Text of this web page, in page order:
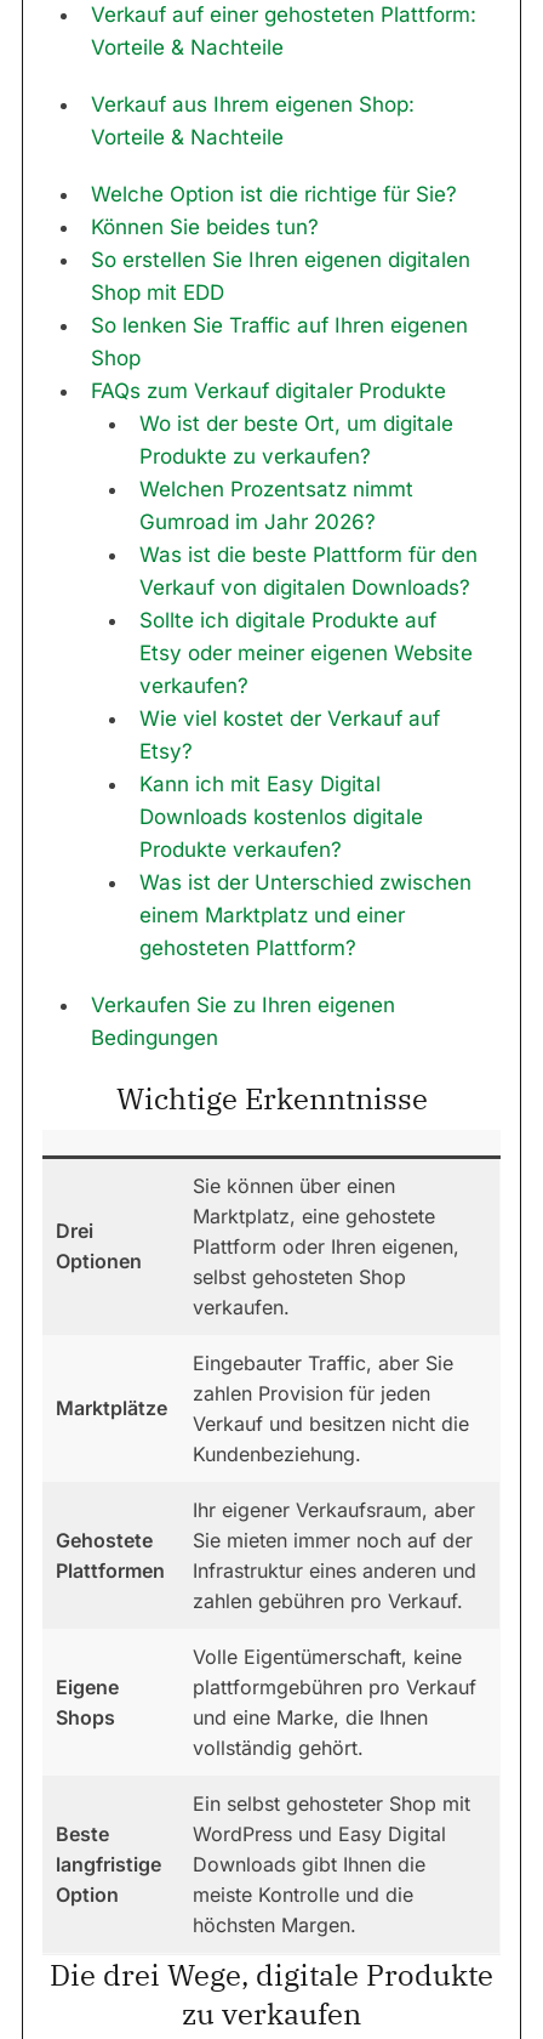
Verkauf auf einer gehosteten Plattform:
Vorteile & Nachteile
Verkauf aus Ihrem eigenen Shop:
Vorteile & Nachteile
Welche Option ist die richtige für Sie?
Können Sie beides tun?
So erstellen Sie Ihren eigenen digitalen
Shop mit EDD
So lenken Sie Traffic auf Ihren eigenen
Shop
FAQs zum Verkauf digitaler Produkte
Wo ist der beste Ort, um digitale
Produkte zu verkaufen?
Welchen Prozentsatz nimmt
Gumroad im Jahr 2026?
Was ist die beste Plattform für den
Verkauf von digitalen Downloads?
Sollte ich digitale Produkte auf
Etsy oder meiner eigenen Website
verkaufen?
Wie viel kostet der Verkauf auf
Etsy?
Kann ich mit Easy Digital
Downloads kostenlos digitale
Produkte verkaufen?
Was ist der Unterschied zwischen
einem Marktplatz und einer
gehosteten Plattform?
Verkaufen Sie zu Ihren eigenen
Bedingungen
Wichtige Erkenntnisse
Drei
Optionen
Sie können über einen
Marktplatz, eine gehostete
Plattform oder Ihren eigenen,
selbst gehosteten Shop
verkaufen.
Marktplätze
Eingebauter Traffic, aber Sie
zahlen Provision für jeden
Verkauf und besitzen nicht die
Kundenbeziehung.
Gehostete
Plattformen
Ihr eigener Verkaufsraum, aber
Sie mieten immer noch auf der
Infrastruktur eines anderen und
zahlen gebühren pro Verkauf.
Eigene
Shops
Volle Eigentümerschaft, keine
plattformgebühren pro Verkauf
und eine Marke, die Ihnen
vollständig gehört.
Beste
langfristige
Option
Ein selbst gehosteter Shop mit
WordPress und Easy Digital
Downloads gibt Ihnen die
meiste Kontrolle und die
höchsten Margen.
Die drei Wege, digitale Produkte
zu verkaufen